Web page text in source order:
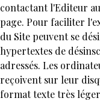
contactant l'Editeur
page. Pour faciliter
du Site peuvent se
hypertextes de
adressés. Les
reçoivent sur leur
format texte très